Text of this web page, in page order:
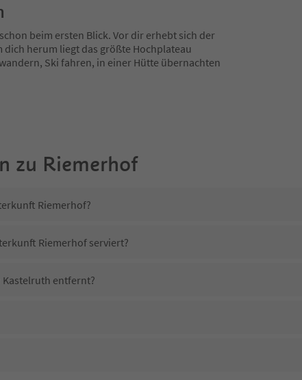
beim ersten Blick. Vor dir erhebt sich der
herum liegt das größte Hochplateau
Ski fahren, in einer Hütte übernachten
zu Riemerhof
Riemerhof?
Riemerhof serviert?
entfernt?